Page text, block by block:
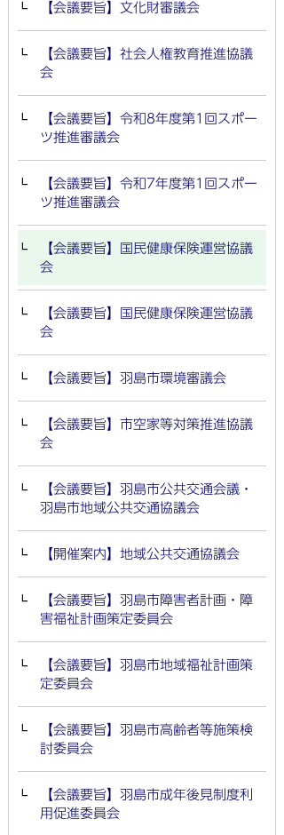
【会議要旨】文化財審議会
【会議要旨】社会人権教育推進協議
会
【会議要旨】令和8年度第1回スポー
ツ推進審議会
【会議要旨】令和7年度第1回スポー
ツ推進審議会
【会議要旨】国民健康保険運営協議
会
【会議要旨】国民健康保険運営協議
会
【会議要旨】羽島市環境審議会
【会議要旨】市空家等対策推進協議
会
【会議要旨】羽島市公共交通会議・
羽島市地域公共交通協議会
【開催案内】地域公共交通協議会
【会議要旨】羽島市障害者計画・障
害福祉計画策定委員会
【会議要旨】羽島市地域福祉計画策
定委員会
【会議要旨】羽島市高齢者等施策検
討委員会
【会議要旨】羽島市成年後見制度利
用促進委員会